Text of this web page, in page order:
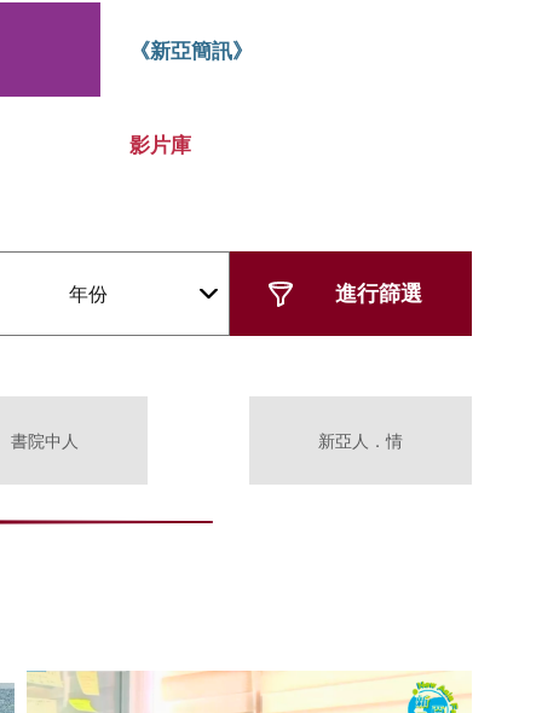
《新亞簡訊》
影片庫
年份
書院中人 新亞人．情